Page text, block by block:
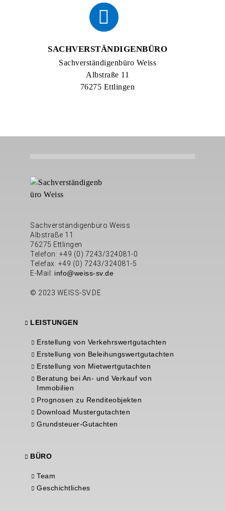
SACHVERSTÄNDIGENBÜRO
Sachverständigenbüro Weiss
Albstraße 11
76275 Ettlingen
Sachverständigenbüro Weiss
Albstraße 11
76275 Ettlingen
Telefon: +49 (0) 7243/324081-0
Telefax: +49 (0) 7243/324081-5
E-Mail: info@weiss-sv.de
© 2023 WEISS-SV.DE
LEISTUNGEN
Erstellung von Verkehrswertgutachten
Erstellung von Beleihungswertgutachten
Erstellung von Mietwertgutachten
Beratung bei An- und Verkauf von
Immobilien
Prognosen zu Renditeobjekten
Download Mustergutachten
Grundsteuer-Gutachten
BÜRO
Team
Geschichtliches